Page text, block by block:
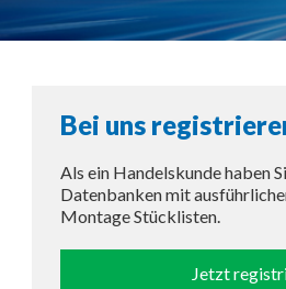
Bei uns
Als ein Handelskunde haben
Datenbanken mit
Montage Stücklisten.
Jetzt